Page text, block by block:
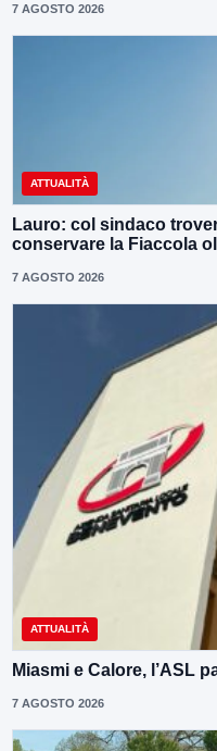
7 AGOSTO 2026
ATTUALITÀ
Lauro: col sindaco
conservare la Fiaccola
7 AGOSTO 2026
ATTUALITÀ
Miasmi e Calore, l’ASL
7 AGOSTO 2026